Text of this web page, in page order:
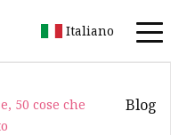
Italiano
50 cose che
Blog